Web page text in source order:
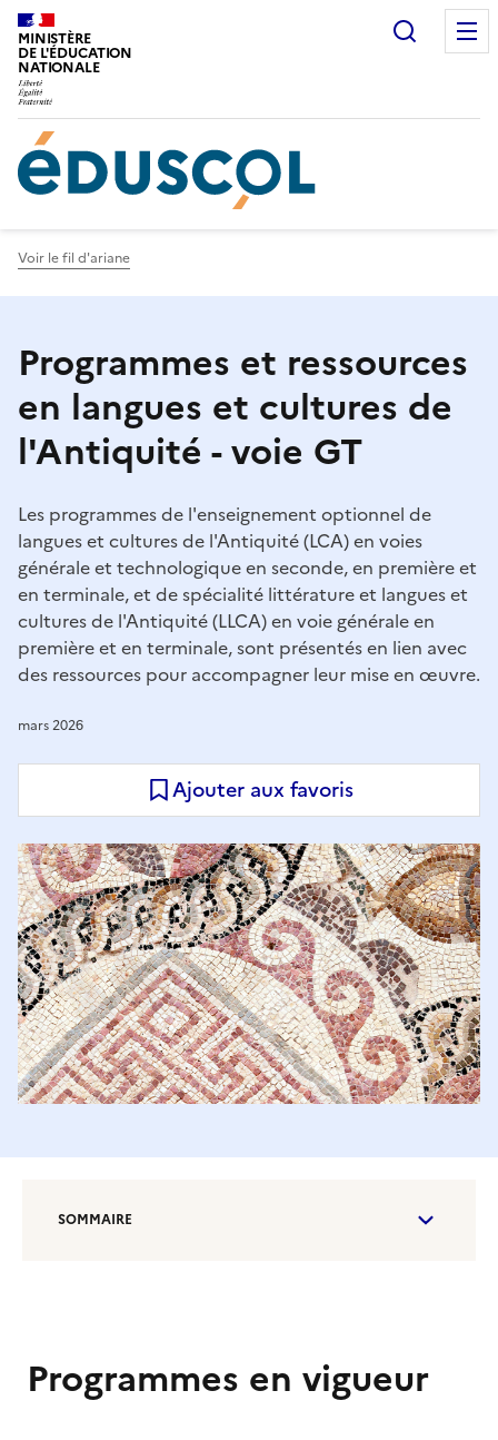
Gestion de vos préférences sur les cookies
MINISTÈRE
DE L'ÉDUCATION
NATIONALE
Voir le fil d'ariane
Programmes et ressources
en langues et cultures de
l'Antiquité - voie GT
Les programmes de l'enseignement optionnel de
langues et cultures de l'Antiquité (LCA) en voies
générale et technologique en seconde, en première et
en terminale, et de spécialité littérature et langues et
cultures de l'Antiquité (LLCA) en voie générale en
première et en terminale, sont présentés en lien avec
des ressources pour accompagner leur mise en œuvre.
mars 2026
Ajouter aux favoris
SOMMAIRE
Programmes en vigueur